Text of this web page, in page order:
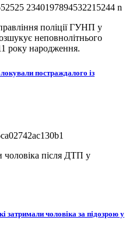
поліції ГУНП у
неповнолітнього
року народження.
постраждалого із
після ДТП у
затримали чоловіка за підозрою у